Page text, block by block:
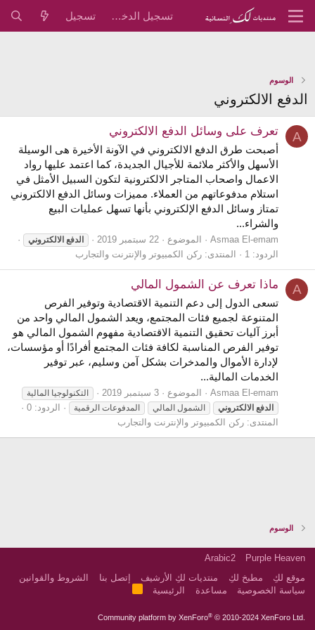
تسجيل الدخول تسجيل
الوسوم
الدفع الالكتروني
A تعرف على وسائل الدفع الالكتروني
أصبحت طرق الدفع الالكتروني في الآونة الأخيرة هى الوسيلة
الأسهل والأكثر ملائمة للأجيال الجديدة، كما اعتمد عليها رواد
الاعمال واصحاب المتاجر الالكترونية لتكون السبيل الأمثل في
استلام مدفوعاتهم من العملاء. مميزات وسائل الدفع الالكتروني
تمتاز وسائل الدفع الإلكتروني بأنها تسهل عمليات البيع
والشراء...
Asmaa El-emam الموضوع 22 سبتمبر 2019 الدفع الالكتروني
الردود: 1 المنتدى: ركن الكمبيوتر والإنترنت والتجارب
A ماذا تعرف عن الشمول المالي
تسعى الدول إلى دعم التنمية الاقتصادية وتوفير الفرص
المتنوعة لجميع فئات المجتمع، ويعد الشمول المالي واحد من
أبرز آليات تحقيق التنمية الاقتصادية مفهوم الشمول المالي هو
توفير الفرص المناسبة لكافة فئات المجتمع أفرادًا أو مؤسسات،
لإدارة الأموال والمدخرات بشكل آمن وسليم، عبر توفير
الخدمات المالية...
Asmaa El-emam الموضوع 3 سبتمبر 2019
التكنولوجيا المالية
الدفع الالكتروني الشمول المالي المدفوعات الرقمية
الردود: 0
المنتدى: ركن الكمبيوتر والإنترنت والتجارب
الوسوم
Purple Heaven
Arabic2
موقع لكِ
مطبخ لكِ منتديات لكِ الأرشيف إتصل بنا
الشروط والقوانين
سياسة الخصوصية
مساعدة الرئيسية
Community platform by XenForo® © 2010-2024 XenForo Ltd.